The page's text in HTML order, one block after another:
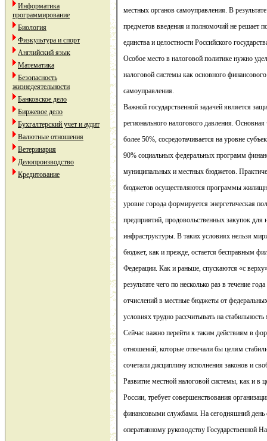
Информатика
программирование
Биология
Физкультура и спорт
Английский язык
Математика
Безопасность
жизнедеятельности
Банковское дело
Биржевое дело
Бухгалтерский учет и аудит
Валютные отношения
Ветеринария
Делопроизводство
Кредитование
местных органов самоуправления. В
предметов введения и полномочий не решает
единства и целостности Российского
Особое место в налоговой политике нужно
налоговой системы как основного
самоуправления.
Важной государственной задачей является
регионального налогового давления.
более 50%, сосредотачивается на уровне
90% социальных федеральных программ
муниципальных и местных бюджетов.
бюджетов осуществляются программы
уровне города формируется энергетическая
предприятий, продовольственных закупок для
инфраструктуры. В таких условиях нельзя
бюджет, как и прежде, остается бесправным
Федерации. Как и раньше, спускаются «с
результате чего по несколько раз в течение
отчислений в местные бюджеты от
условиях трудно рассчитывать на
Сейчас важно перейти к таким действиям в
отношений, которые отвечали бы целям
сочетали дисциплину исполнения законов и
Развитие местной налоговой системы, как и в
России, требует совершенствования
финансовыми службами. На сегодняшний день
оперативному руководству Государственной